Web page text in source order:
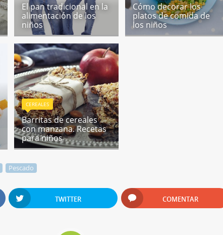
El pan tradicional en la
alimentación de los
niños
Cómo decorar los
platos de comida de
los niños
CEREALES
Barritas de cereales
con manzana. Recetas
para niños
Pescado
TWITTER COMENTAR